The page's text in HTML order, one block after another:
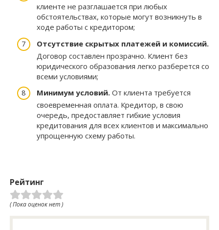
клиенте не разглашается при любых
обстоятельствах, которые могут возникнуть в
ходе работы с кредитором;
Отсутствие скрытых платежей и комиссий.
Договор составлен прозрачно. Клиент без
юридического образования легко разберется со
всеми условиями;
Минимум условий. От клиента требуется
своевременная оплата. Кредитор, в свою
очередь, предоставляет гибкие условия
кредитования для всех клиентов и максимально
упрощенную схему работы.
Рейтинг
( Пока оценок нет )